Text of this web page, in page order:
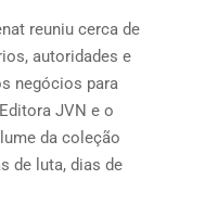
reuniu cerca de
autoridades e
negócios para
JVN e o
da coleção
de luta, dias de